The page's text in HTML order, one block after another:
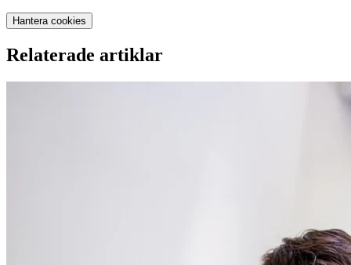
Hantera cookies
Relaterade artiklar